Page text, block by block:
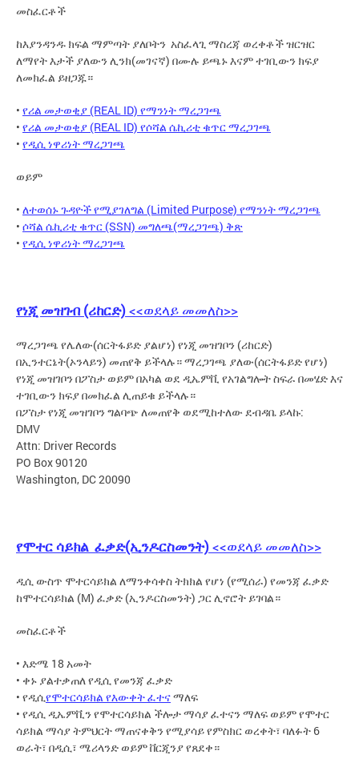
መስፈርቶች
ከእያንዳንዱ ክፍል ማምጣት ያለቦትን አስፈላጊ ማስረጃ ወረቀቶች ዝርዝር
ለማየት እታች ያለውን ሊንክ(መገናኛ) በሙሉ ይጫኑ እናም ተገቢውን ክፍያ
ለመክፈል ይዘጋጁ።
• የሪል መታወቂያ (REAL ID) የማንነት ማረጋገጫ
• የሪል መታወቂያ (REAL ID) የሶሻል ሴኪሪቲ ቁጥር ማረጋገጫ
• የዲሲ ነዋሪነት ማረጋገጫ
ወይም
• ለተወሰኑ ጉዳዮች የሚያገለግል (Limited Purpose) የማንነት ማረጋገጫ
• ሶሻል ሴኪሪቲ ቁጥር (SSN) መግለጫ(ማረጋገጫ) ቅጽ
• የዲሲ ነዋሪነት ማረጋገጫ
የነጂ መዝገብ (ሪከርድ)<<ወደላይ መመለስ>>
ማረጋገጫ የሌለው(ሰርትፋይድ ያልሆነ) የነጂ መዝገቦን (ሪከርድ)
በኢንተርኔት(ኦንላይን) መጠየቅ ይችላሉ። ማረጋገጫ ያለው(ሰርትፋይድ የሆነ)
የነጂ መዝገቦን በፖስታ ወይም በአካል ወደ ዲኤምቪ የአገልግሎት ስፍራ በመሄድ እና
ተገቢውን ክፍያ በመክፈል ሊጠይቁ ይችላሉ።
በፖስታ የነጂ መዝገቦን ግልባጭ ለመጠየቅ ወደሚከተለው ደብዳቤ ይላኩ:
DMV
Attn: Driver Records
PO Box 90120
Washington, DC 20090
የሞተር ሳይክል ፈቃድ(ኢንዶርስመንት)<<ወደላይ መመለስ>>
ዲሲ ውስጥ ሞተርሳይክል ለማንቀሳቀስ ትክክል የሆነ (የሚሰራ) የመንጃ ፈቃድ
ከሞተርሳይክል (M) ፈቃድ (ኢንዶርስመንት) ጋር ሊኖሮት ይገባል።
መስፈርቶች
• እድሜ 18 አመት
• ቀኑ ያልተቃጠለ የዲሲ የመንጃ ፈቃድ
• የዲሲየሞተርሳይክል የእውቀት ፈተናማለፍ
• የዲሲ ዲኤምቪን የሞተርሳይክል ችሎታ ማሳያ ፈተናን ማለፍ ወይም የሞተር
ሳይክል ማሳያ ትምህርት ማጠናቀቅን የሚያሳይ የምስክር ወረቀት፣ ባለፉት 6
ወራት፣ በዲሲ፣ ሜሪላንድ ወይም ቨርጂንያ የጸደቀ።